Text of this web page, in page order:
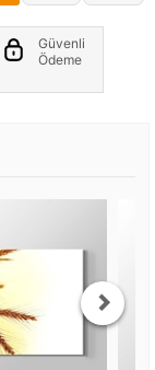
Güvenli
Ödeme